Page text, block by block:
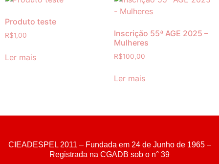
Produto teste
R$1,00
Ler mais
Inscrição 55ª AGE 2025 –
Mulheres
R$100,00
Ler mais
CIEADESPEL 2011 – Fundada em 24 de Junho de 1965 –
Registrada na CGADB sob o n° 39